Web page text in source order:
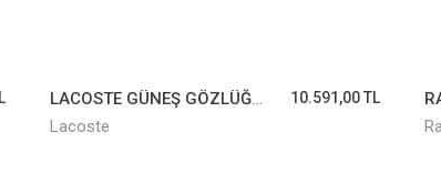
LACOSTE GÜNEŞ GÖZLÜĞÜ L907S-424
Lacoste
10.591,00 TL
Rayban